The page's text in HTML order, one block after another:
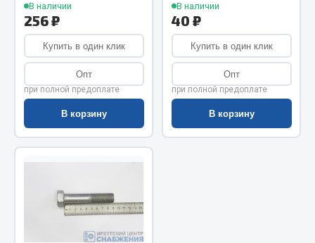
Автолампы
Вилки нагрузочные
Выключатели и переключатели клавишные
Выключатели кнопочные
Изолента
Показать ещё
Запчасти на полуприцепы
В наличии
256 ₽
Купить в один клик
Опт
при полной предоплате
В корзину
В наличии
40 ₽
Купить в один клик
Опт
при полной предоплате
В корзину